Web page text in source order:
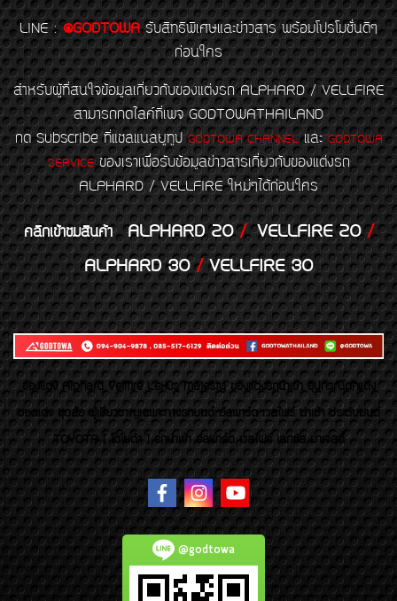
LINE : @GODTOWA รับสิทธิพิเศษและข่าวสาร พร้อมโปรโมชั่นดีๆ
ก่อนใคร
สำหรับผู้ที่สนใจข้อมูลเกี่ยวกับของแต่งรถ ALPHARD / VELLFIRE
สามารถกดไลค์ที่เพจ GODTOWATHAILAND
กด Subscribe ที่แชลแนลยูทูปGODTOWA CHANNELและGODTOWA
SERVICEของเราเพื่อรับข้อมูลข่าวสารเกี่ยวกับของแต่งรถ
ALPHARD / VELLFIRE ใหม่ๆได้ก่อนใคร
คลิกเข้าชมสินค้า ALPHARD 20/VELLFIRE 20/
ALPHARD 30/VELLFIRE 30
ของเเต่ง Alphard Vellfire Lexus Majesty ของเเต่งรถนำเข้า อุปกรณ์ตกแต่ง
ของแต่ง ชุดล้อ ผู้เชี่ยวชาญเฉพาะทางรถยนต์ อัลพาร์ด เวลไฟร์ นำเข้า ประดับยนต์
TOYOTA ( โตโยต้า ) รถนำเข้า อัลพาร์ด เวลไฟร์ เลกซัส มาเจสตี้
@godtowa